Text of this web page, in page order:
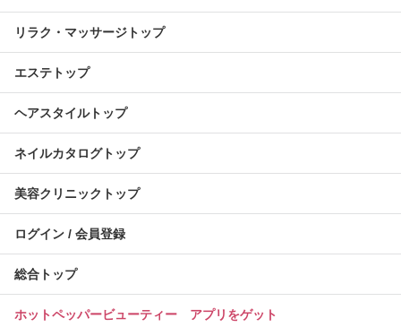
リラク・マッサージトップ
エステトップ
ヘアスタイルトップ
ネイルカタログトップ
美容クリニックトップ
ログイン / 会員登録
総合トップ
ホットペッパービューティー アプリをゲット